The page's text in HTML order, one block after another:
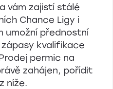
vám zajistí stálé
Chance Ligy i
umožní přednostní
kvalifikace
permic na
zahájen, pořídit
níže.